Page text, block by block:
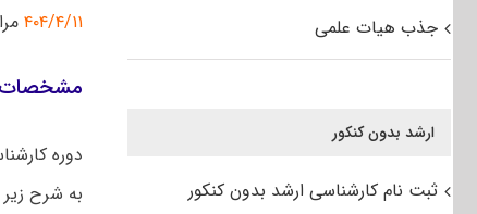
۴۰۴/۴/۱۱
مشخصات
دوره
به شرح
جذب هیات علمی
ارشد بدون کنکور
ثبت نام کارشناسی ارشد بدون کنکور